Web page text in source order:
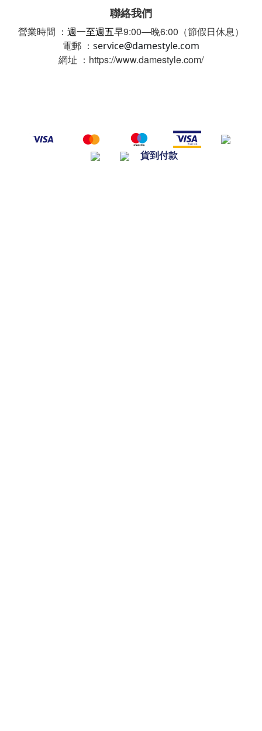
聯絡我們
營業時間 ： 週一至週五早9:00—晚6:00（節假日休息）
電郵 ： service@damestyle.com
網址 ：https://www.damestyle.com/
貨到付款